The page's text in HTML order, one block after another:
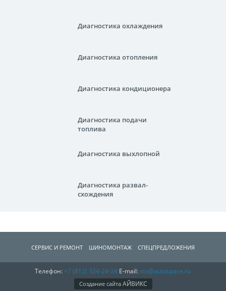
Диагностика охлаждения
Диагностика отопления
Диагностика кондиционера
Диагностика подачи
топлива
Диагностика выхлопной
Диагностика развал-
схождения
СЕРВИС И РЕМОНТ ШИНОМОНТАЖ СПЕЦПРЕДЛОЖЕНИЯ
АВТОЗАПЧАCТИ О КОМПАНИИ КОНТАКТЫ
Телефон:+7 (812)324-24-24 E-mail:sto@autospace.ru
Создание сайтаАЙВИКС